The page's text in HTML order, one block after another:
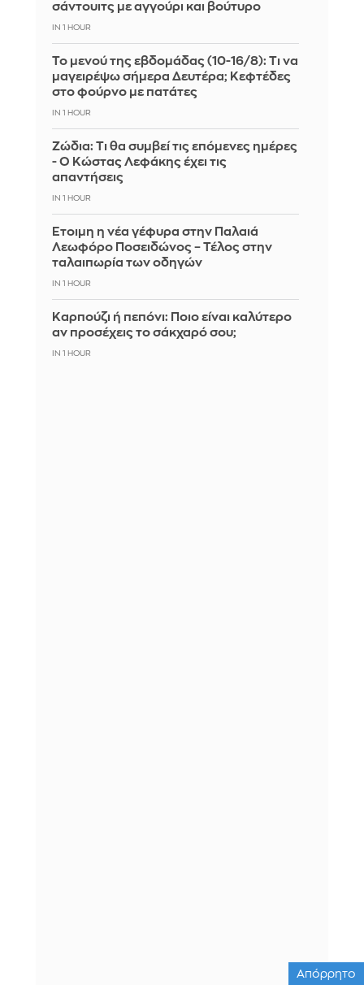
σάντουιτς με αγγούρι και βούτυρο
IN 1 HOUR
Το μενού της εβδομάδας (10-16/8): Τι να
μαγειρέψω σήμερα Δευτέρα; Κεφτέδες
στο φούρνο με πατάτες
IN 1 HOUR
Ζώδια: Τι θα συμβεί τις επόμενες ημέρες
- Ο Κώστας Λεφάκης έχει τις
απαντήσεις
IN 1 HOUR
Έτοιμη η νέα γέφυρα στην Παλαιά
Λεωφόρο Ποσειδώνος – Τέλος στην
ταλαιπωρία των οδηγών
IN 1 HOUR
Καρπούζι ή πεπόνι: Ποιο είναι καλύτερο
αν προσέχεις το σάκχαρό σου;
IN 1 HOUR
Απόρρητο